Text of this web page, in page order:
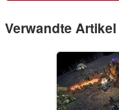
Verwandte Artikel